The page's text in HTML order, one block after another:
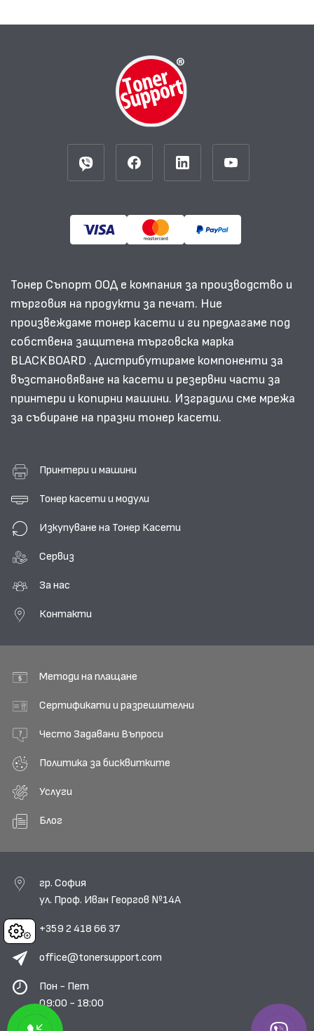
Cookies
Тонер Съпорт ООД е компания за производство и
търговия на продукти за печат. Ние
произвеждаме тонер касети и ги предлагаме под
собствена защитена търговска марка
BLACKBOARD . Дистрибутираме компоненти за
възстановяване на касети и резервни части за
принтери и копирни машини. Изградили сме мрежа
за събиране на празни тонер касети.
Принтери и машини
Тонер касети и модули
Изкупуване на Тонер Касети
Сервиз
За нас
Контакти
Методи на плащане
Сертификати и разрешителни
Често Задавани Въпроси
Политика за бисквитките
Услуги
Блог
гр. София
ул. Проф. Иван Георгов №14А
+359 2 418 66 37
office@tonersupport.com
Пон - Пет
09:00 - 18:00